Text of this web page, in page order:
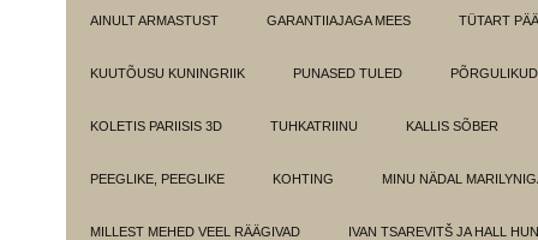
AINULT ARMASTUST GARANTIIAJAGA MEES TÜTART
KUUTÕUSU KUNINGRIIK PUNASED TULED
KOLETIS PARIISIS 3D TUHKATRIINU KALLIS SÕBER
PEEGLIKE, PEEGLIKE KOHTING MINU NÄDAL
MILLEST MEHED VEEL RÄÄGIVAD IVAN TSAREVITŠ JA HALL